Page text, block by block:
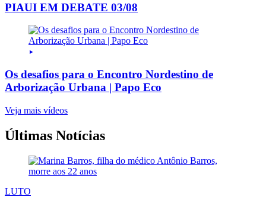
PIAUI EM DEBATE 03/08
Os desafios para o Encontro Nordestino de
Arborização Urbana | Papo Eco
Veja mais vídeos
Últimas Notícias
LUTO